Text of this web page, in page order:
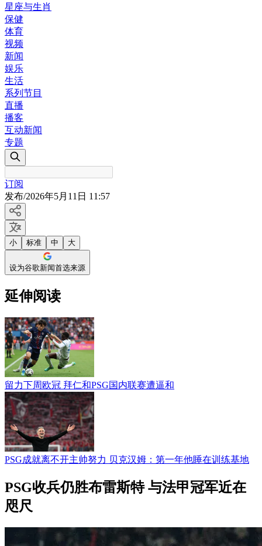
星座与生肖
保健
体育
视频
新闻
娱乐
生活
系列节目
直播
播客
互动新闻
专题
订阅
发布/2026年5月11日 11:57
小 标准 中 大
设为谷歌新闻首选来源
延伸阅读
留力下周欧冠 拜仁和PSG国内联赛遭逼和
PSG成就离不开主帅努力 贝克汉姆：第一年他睡在训练基地
PSG收兵仍胜布雷斯特 与法甲冠军近在
咫尺